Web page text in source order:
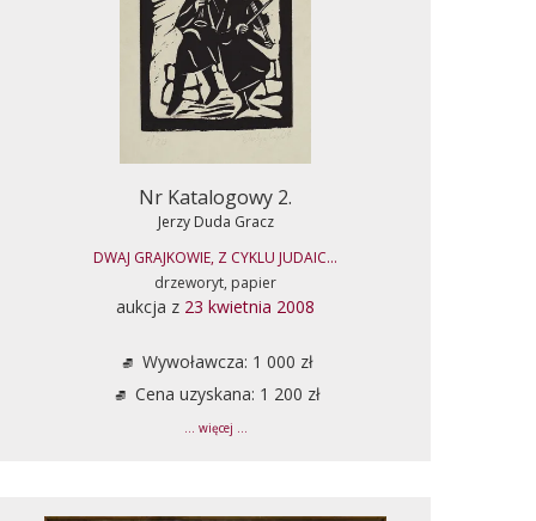
Nr Katalogowy 2.
Jerzy Duda Gracz
DWAJ GRAJKOWIE, Z CYKLU JUDAIC...
drzeworyt, papier
aukcja z 23 kwietnia 2008
Wywoławcza: 1 000 zł
Cena uzyskana: 1 200 zł
... więcej ...